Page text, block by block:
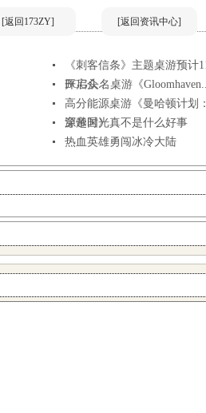
[返回173ZY] [返回资讯中心]
《刺客信条》主题桌游预计
开启众...
BGG头名桌游《
高分能源桌游《曼哈顿计划
源帝国》
穿越时光真不是什么好事
热血英雄勇闯冰冷大陆